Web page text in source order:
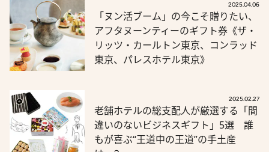
2025.04.06
「ヌン活ブーム」の今こそ贈りたい、
アフタヌーンティーのギフト券《ザ・
リッツ・カールトン東京、コンラッド
東京、パレスホテル東京》
2025.02.27
老舗ホテルの総支配人が厳選する「間
違いのないビジネスギフト」5選 誰
もが喜ぶ“王道中の王道”の手土産